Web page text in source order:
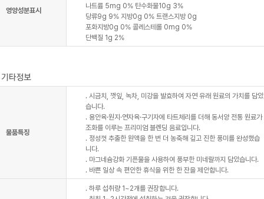
영양성분표시
나트륨 5mg 0% 탄수화물10g 3%
당류9g 9% 지방0g 0% 트랜스지방 0g
포화지방0g 0% 콜레스테롤 0mg 0%
단백질 1g 2%
물품특징
. 시금치, 깻잎, 녹차, 미강을 발효하여 자연 유래 원료의 가치를 담았
습니다.
. 용안육·원지·연자육·구기자에 타트체리를 더해 동서양 전통 원료가
조화를 이루는 프리미엄 블렌딩 음료입니다.
. 정성껏 추출한 원액을 한 번 더 농축해 깊고 진한 풍미를 완성했습
니다.
. 마그네슘강화 기픈물을 사용하여 풍부한 미네랄까지 담았습니다.
. 바쁜 일상 속 편안한 휴식을 위한 한 잔을 제안합니다.
. 하루 섭취량 1~2개를 권장합니다.